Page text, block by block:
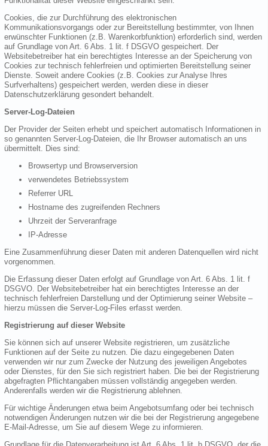
Cookies, die zur Durchführung des elektronischen
Kommunikationsvorgangs oder zur Bereitstellung bestimmter, von Ihnen
erwünschter Funktionen (z.B. Warenkorbfunktion) erforderlich sind, werden
auf Grundlage von Art. 6 Abs. 1 lit. f DSGVO gespeichert. Der
Websitebetreiber hat ein berechtigtes Interesse an der Speicherung von
Cookies zur technisch fehlerfreien und optimierten Bereitstellung seiner
Dienste. Soweit andere Cookies (z.B. Cookies zur Analyse Ihres
Surfverhaltens) gespeichert werden, werden diese in dieser
Datenschutzerklärung gesondert behandelt.
Server-Log-Dateien
Der Provider der Seiten erhebt und speichert automatisch Informationen in
so genannten Server-Log-Dateien, die Ihr Browser automatisch an uns
übermittelt. Dies sind:
Browsertyp und Browserversion
verwendetes Betriebssystem
Referrer URL
Hostname des zugreifenden Rechners
Uhrzeit der Serveranfrage
IP-Adresse
Eine Zusammenführung dieser Daten mit anderen Datenquellen wird nicht
vorgenommen.
Die Erfassung dieser Daten erfolgt auf Grundlage von Art. 6 Abs. 1 lit. f
DSGVO. Der Websitebetreiber hat ein berechtigtes Interesse an der
technisch fehlerfreien Darstellung und der Optimierung seiner Website –
hierzu müssen die Server-Log-Files erfasst werden.
Registrierung auf dieser Website
Sie können sich auf unserer Website registrieren, um zusätzliche
Funktionen auf der Seite zu nutzen. Die dazu eingegebenen Daten
verwenden wir nur zum Zwecke der Nutzung des jeweiligen Angebotes
oder Dienstes, für den Sie sich registriert haben. Die bei der Registrierung
abgefragten Pflichtangaben müssen vollständig angegeben werden.
Anderenfalls werden wir die Registrierung ablehnen.
Für wichtige Änderungen etwa beim Angebotsumfang oder bei technisch
notwendigen Änderungen nutzen wir die bei der Registrierung angegebene
E-Mail-Adresse, um Sie auf diesem Wege zu informieren.